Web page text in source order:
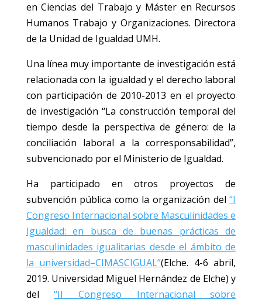
en Ciencias del Trabajo y Máster en Recursos
Humanos Trabajo y Organizaciones. Directora
de la Unidad de Igualdad UMH.
Una línea muy importante de investigación está
relacionada con la igualdad y el derecho laboral
con participación de 2010-2013 en el proyecto
de investigación “La construcción temporal del
tiempo desde la perspectiva de género: de la
conciliación laboral a la corresponsabilidad”,
subvencionado por el Ministerio de Igualdad.
Ha participado en otros proyectos de
subvención pública como la organización del“I
Congreso Internacional sobre Masculinidades e
Igualdad: en busca de buenas prácticas de
masculinidades igualitarias desde el ámbito de
la universidad–CIMASCIGUAL”(Elche. 4-6 abril,
2019. Universidad Miguel Hernández de Elche) y
del“II Congreso Internacional sobre